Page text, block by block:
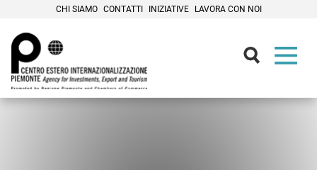
CHI SIAMO CONTATTI INIZIATIVE LAVORA CON NOI